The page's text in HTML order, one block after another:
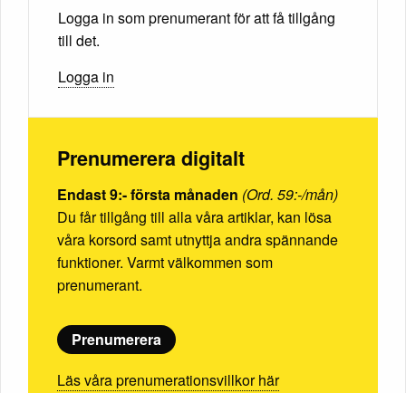
Logga in som prenumerant för att få tillgång
till det.
Logga in
Prenumerera digitalt
Endast 9:- första månaden (Ord. 59:-/mån)
Du får tillgång till alla våra artiklar, kan lösa
våra korsord samt utnyttja andra spännande
funktioner. Varmt välkommen som
prenumerant.
Prenumerera
Läs våra prenumerationsvillkor här